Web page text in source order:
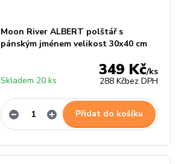
Moon River ALBERT polštář s
pánským jménem velikost 30x40 cm
349 Kč/ks
288 Kčbez DPH
Skladem 20 ks
Přidat do košíku